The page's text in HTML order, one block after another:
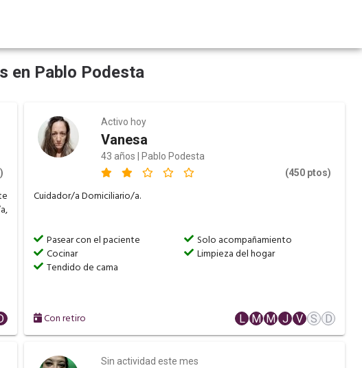
en Pablo Podesta
Activo hoy
Vanesa
43 años | Pablo Podesta
(450 ptos)
Cuidador/a Domiciliario/a.
Pasear con el paciente
Solo acompañamiento
Cocinar
Limpieza del hogar
Tendido de cama
Con retiro L M M J V S D
Sin actividad este mes